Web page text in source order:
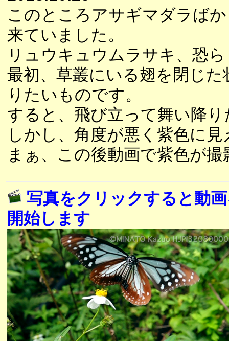
このところアサギマダラば
来ていました。
リュウキュウムラサキ、恐
最初、草叢にいる翅を閉じ
りたいものです。
すると、飛び立って舞い降
しかし、角度が悪く紫色に
まぁ、この後動画で紫色が
写真をクリックすると動
開始します